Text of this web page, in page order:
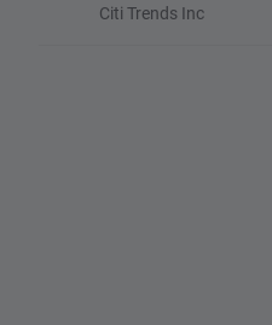
Citi Trends Inc